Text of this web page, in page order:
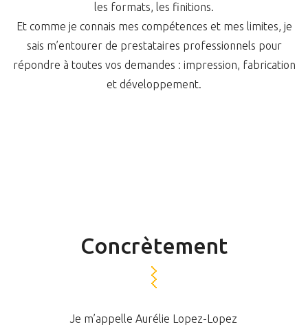
les formats, les finitions.
Et comme je connais mes compétences et mes limites, je
sais m’entourer de prestataires professionnels pour
répondre à toutes vos demandes : impression, fabrication
et développement.
Concrètement
Je m’appelle Aurélie Lopez-Lopez